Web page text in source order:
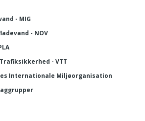
- MIG
- NOV
- VTT
Internationale Miljøorganisation